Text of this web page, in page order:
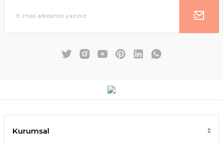
Kurumsal